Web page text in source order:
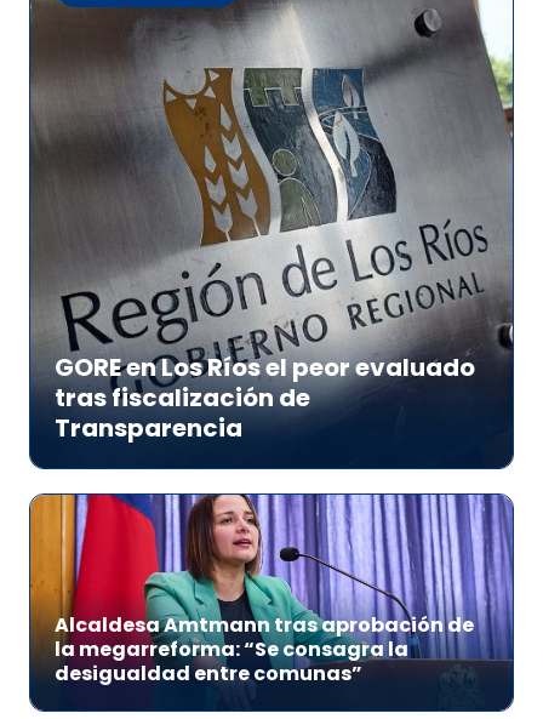
GORE en Los Ríos el peor evaluado
tras fiscalización de
Transparencia
Alcaldesa Amtmann tras aprobación de
la megarreforma: “Se consagra la
desigualdad entre comunas”